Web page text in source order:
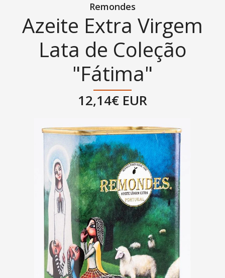
Remondes
Azeite Extra Virgem
Lata de Coleção
"Fátima"
12,14€ EUR